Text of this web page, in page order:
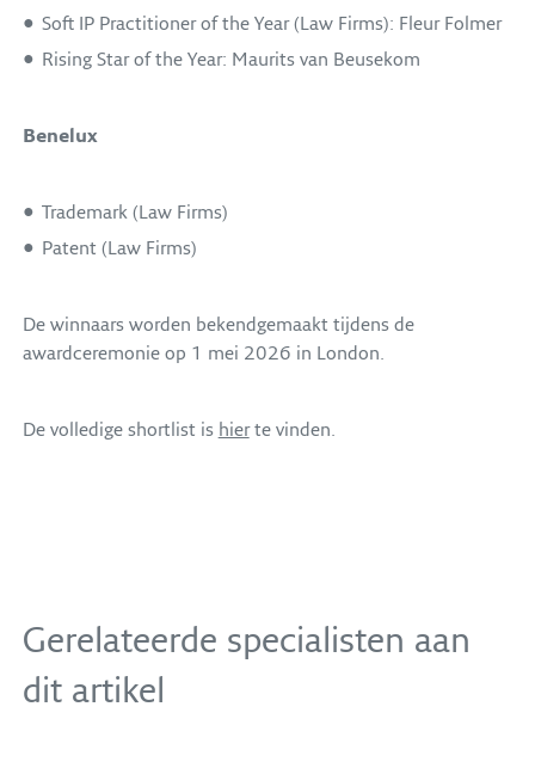
Soft IP Practitioner of the Year (Law Firms): Fleur Folmer
Rising Star of the Year: Maurits van Beusekom
Benelux
Trademark (Law Firms)
Patent (Law Firms)
De winnaars worden bekendgemaakt tijdens de
awardceremonie op 1 mei 2026 in London.
De volledige shortlist is hierte vinden.
Gerelateerde specialisten aan
dit artikel
Vormgevingsrecht
Fleur Folmer
+31 20 305 31 23
Daan de Lange